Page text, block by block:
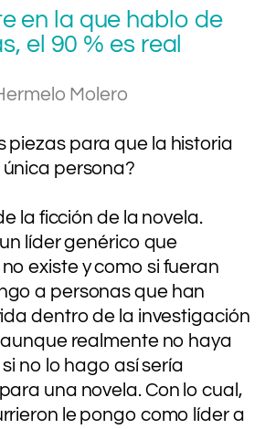
en la que hablo de
el 90 % es real
Molero
piezas para que la historia
persona?
la ficción de la novela.
líder genérico que
existe y como si fueran
a personas que han
dentro de la investigación
realmente no haya
no lo hago así sería
una novela. Con lo cual,
le pongo como líder a